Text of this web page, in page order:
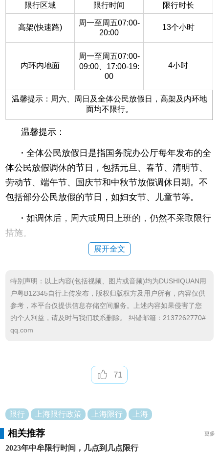
限行区域 限行时间 限行时长
高架(快速路)
周一至周五07:00-
20:00
13个小时
内环内地面
周一至周五07:00-
09:00、17:00-19:
00
4小时
温馨提示：周六、周日及全体公民放假日，高架及内环地
面均不限行。
温馨提示：
·全体公民放假日是指国务院办公厅每年发布的全
体公民放假调休的节日，包括元旦、春节、清明节、
劳动节、端午节、国庆节和中秋节放假调休日期。不
包括部分公民放假的节日，如妇女节、儿童节等。
·如调休后，周六或周日上班的，仍然不采取限行
措施。
外牌指悬挂外省市机动车号牌的小客车。
罚款200元，记3分。
对外省市号牌小客车违反限行规定的，采用非现
场执法方式，也就是俗称的“电子警察”执法，依法处2
因紧急就医等特殊原因违反限行规定的，可以事
后向公安机关交通管理部门提供相关证明材料，经核
展开全文
特别声明：以上内容(包括视频、图片或音频)均为DUSHIQUAN用
户粤B12345自行上传发布，版权归版权方及用户所有，内容仅供
参考，本平台仅提供信息存储空间服务。上述内容如果侵害了您
的个人利益，请及时与我们联系删除。 纠错邮箱：2137262770#
qq.com
71
限行 上海限行政策 上海限行 上海
相关推荐 更多
2023年中牟限行时间，几点到几点限行